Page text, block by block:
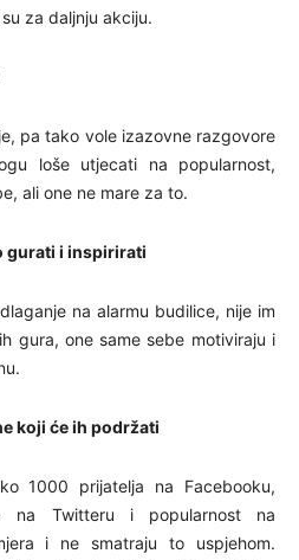
za daljnju akciju.
pa tako vole izazovne razgovore
loše utjecati na popularnost,
ali one ne mare za to.
gurati i inspirirati
na alarmu budilice, nije im
gura, one same sebe motiviraju i
koji će ih podržati
1000 prijatelja na Facebooku,
na Twitteru i popularnost na
i ne smatraju to uspjehom.